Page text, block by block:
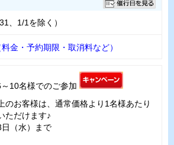
、1/1を除く）
金・予約期限・取消料など）
～10名様でのご参加
のお客様は、通常価格より1名様あたり
ただけます♪
（水）まで